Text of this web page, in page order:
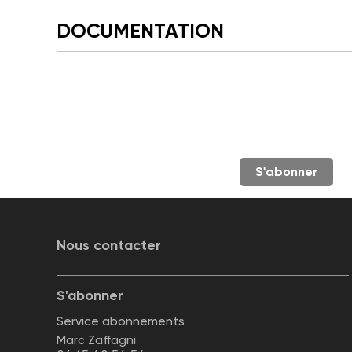
DOCUMENTATION
S'abonner
Nous contacter
S'abonner
Service abonnements
Marc Zaffagni